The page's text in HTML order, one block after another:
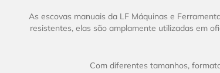
As escovas manuais da LF Máquinas e
resistentes, elas são amplamente utilizadas em
Com diferentes tamanhos,